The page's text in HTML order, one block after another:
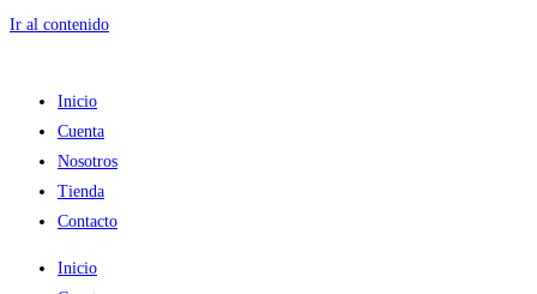
Ir al contenido
Inicio
Cuenta
Nosotros
Tienda
Contacto
Inicio